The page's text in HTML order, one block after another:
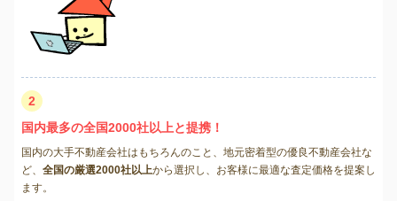
2
国内最多の全国2000社以上と提携！
国内の大手不動産会社はもちろんのこと、地元密着型の優良不動産会社な
ど、 全国の厳選2000社以上から選択し、お客様に最適な査定価格を提案し
ます。